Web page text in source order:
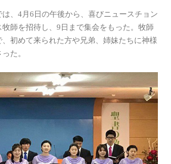
、4月6日の午後から、喜びニュースチョン
師を招待し、9日まで集会をもった。牧師
初めて来られた方や兄弟、姉妹たちに神様
た。